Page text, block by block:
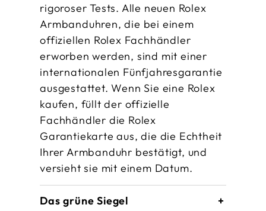
rigoroser Tests. Alle neuen Rolex
Armbanduhren, die bei einem
offiziellen Rolex Fachhändler
erworben werden, sind mit einer
internationalen Fünfjahres­garantie
ausgestattet. Wenn Sie eine Rolex
kaufen, füllt der offizielle
Fachhändler die Rolex
Garantiekarte aus, die die Echtheit
Ihrer Armbanduhr bestätigt, und
versieht sie mit einem Datum.
Das grüne Siegel